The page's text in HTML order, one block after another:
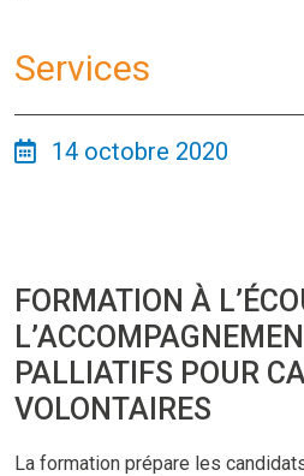
Services
14 octobre 2020
FORMATION À
PALLIATIFS POUR
VOLONTAIRES
La formation prépare les